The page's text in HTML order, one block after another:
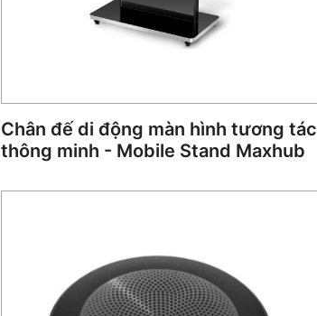
Chân đế di động màn hình tương tác
thông minh - Mobile Stand Maxhub